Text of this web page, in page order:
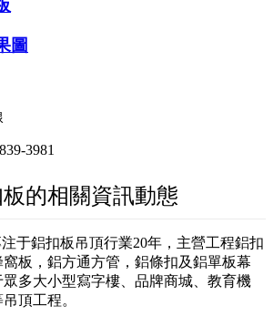
圖
3981
的相關資訊動態
于鋁扣板吊頂行業20年，主營工程鋁扣
板，鋁方通方管，鋁條扣及鋁單板幕
多大小型寫字樓、品牌商城、教育機
頂工程。